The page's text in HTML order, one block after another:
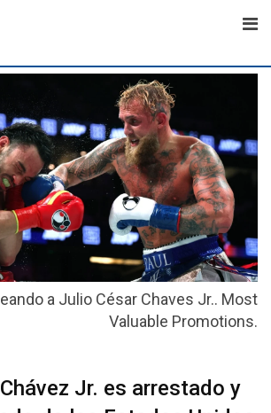
a Julio César Chaves Jr.. Most
Valuable Promotions.
Jr. es arrestado y